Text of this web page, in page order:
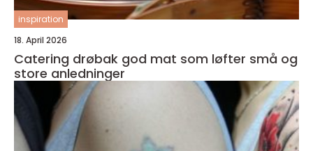
inspiration
18. April 2026
Catering drøbak god mat som løfter små og
store anledninger